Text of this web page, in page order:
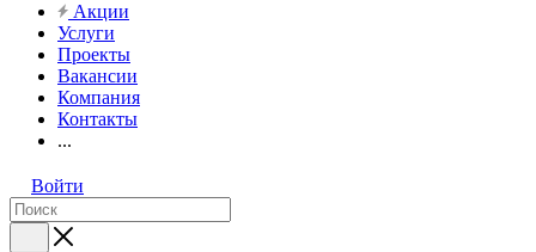
Акции
Услуги
Проекты
Вакансии
Компания
Контакты
...
Войти